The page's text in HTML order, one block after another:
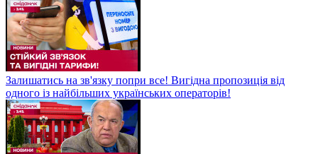
Залишатись на зв'язку попри все! Вигідна пропозиція від
одного із найбільших українських операторів!